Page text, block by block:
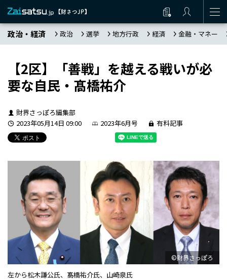
政治・経済 政治 選挙 地方行政 経済 金融・マネー
【2区】「善戦」を越える戦いが必
要な自民・髙橋祐介
財界さっぽろ編集部
2023年05月14日 09:00
2023年6月号 有料記事
©財界さっぽろ
左から松木謙公氏、髙橋祐介氏、山崎泉氏